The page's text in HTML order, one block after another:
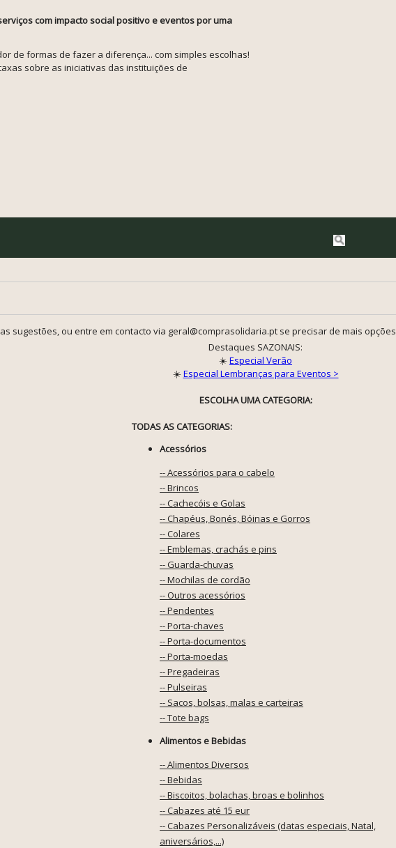
com impacto social positivo e eventos por uma
de formas de fazer a diferença... com simples escolhas!
sobre as iniciativas das instituições de
sugestões, ou entre em contacto via geral@comprasolidaria.pt se precisar de mais opções
Destaques SAZONAIS:
☀️Especial Verão
☀️Especial Lembranças para Eventos >
ESCOLHA UMA CATEGORIA:
TODAS AS CATEGORIAS:
Acessórios
-- Acessórios para o cabelo
-- Brincos
-- Cachecóis e Golas
-- Chapéus, Bonés, Bóinas e Gorros
-- Colares
-- Emblemas, crachás e pins
-- Guarda-chuvas
-- Mochilas de cordão
-- Outros acessórios
-- Pendentes
-- Porta-chaves
-- Porta-documentos
-- Porta-moedas
-- Pregadeiras
-- Pulseiras
-- Sacos, bolsas, malas e carteiras
-- Tote bags
Alimentos e Bebidas
-- Alimentos Diversos
-- Bebidas
-- Biscoitos, bolachas, broas e bolinhos
-- Cabazes até 15 eur
-- Cabazes Personalizáveis (datas especiais, Natal,
aniversários,...)